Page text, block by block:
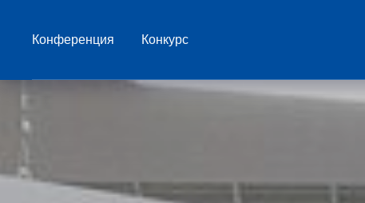
Конференция Конкурс